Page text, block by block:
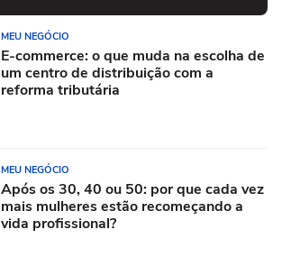
MEU NEGÓCIO
E-commerce: o que muda na escolha de
um centro de distribuição com a
reforma tributária
MEU NEGÓCIO
Após os 30, 40 ou 50: por que cada vez
mais mulheres estão recomeçando a
vida profissional?